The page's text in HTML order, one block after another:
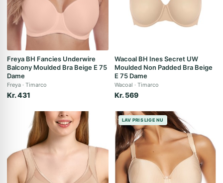
Freya BH Fancies Underwire
Balcony Moulded Bra Beige E 75
Dame
Freya Timarco
Kr. 431
Wacoal BH Ines Secret UW
Moulded Non Padded Bra Beige
E 75 Dame
Wacoal Timarco
Kr. 569
LAV PRIS LIGE NU